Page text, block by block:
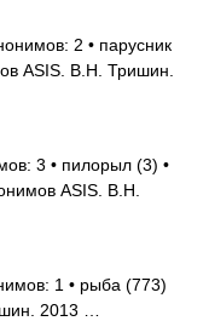
2 • парусник
ASIS. В.Н. Тришин.
3 • пилорыл (3) •
ASIS. В.Н.
1 • рыба (773)
2013 …